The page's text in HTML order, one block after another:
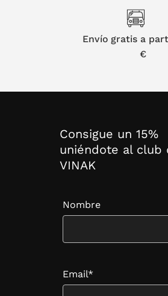
Envío gratis a
€
Consigue un 15%
uniéndote al club
VINAK
Nombre
Email*